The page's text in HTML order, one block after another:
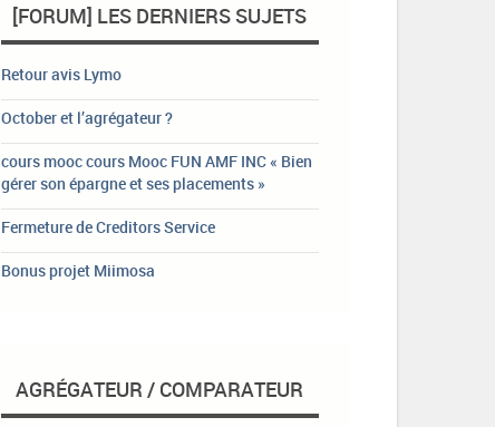
[FORUM] LES DERNIERS SUJETS
Retour avis Lymo
October et l’agrégateur ?
cours mooc cours Mooc FUN AMF INC « Bien
gérer son épargne et ses placements »
Fermeture de Creditors Service
Bonus projet Miimosa
AGRÉGATEUR / COMPARATEUR